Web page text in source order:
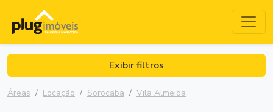
Exibir filtros
Áreas Locação Sorocaba Vila Almeida